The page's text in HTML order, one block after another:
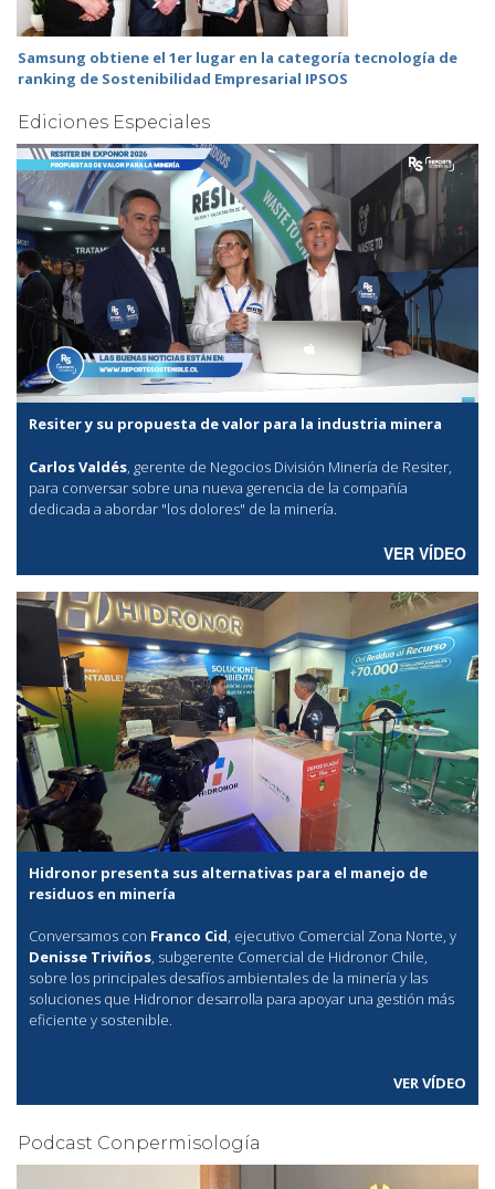
Samsung obtiene el 1er lugar en la categoría tecnología de
ranking de Sostenibilidad Empresarial IPSOS
Ediciones Especiales
Resiter y su propuesta de valor para la industria minera
Carlos Valdés, gerente de Negocios División Minería de Resiter,
para conversar sobre una nueva gerencia de la compañía
dedicada a abordar "los dolores" de la minería.
VER VÍDEO
Hidronor presenta sus alternativas para el manejo de
residuos en minería
Conversamos con Franco Cid, ejecutivo Comercial Zona Norte, y
Denisse Triviños, subgerente Comercial de Hidronor Chile,
sobre los principales desafíos ambientales de la minería y las
soluciones que Hidronor desarrolla para apoyar una gestión más
eficiente y sostenible.
VER VÍDEO
Podcast Conpermisología